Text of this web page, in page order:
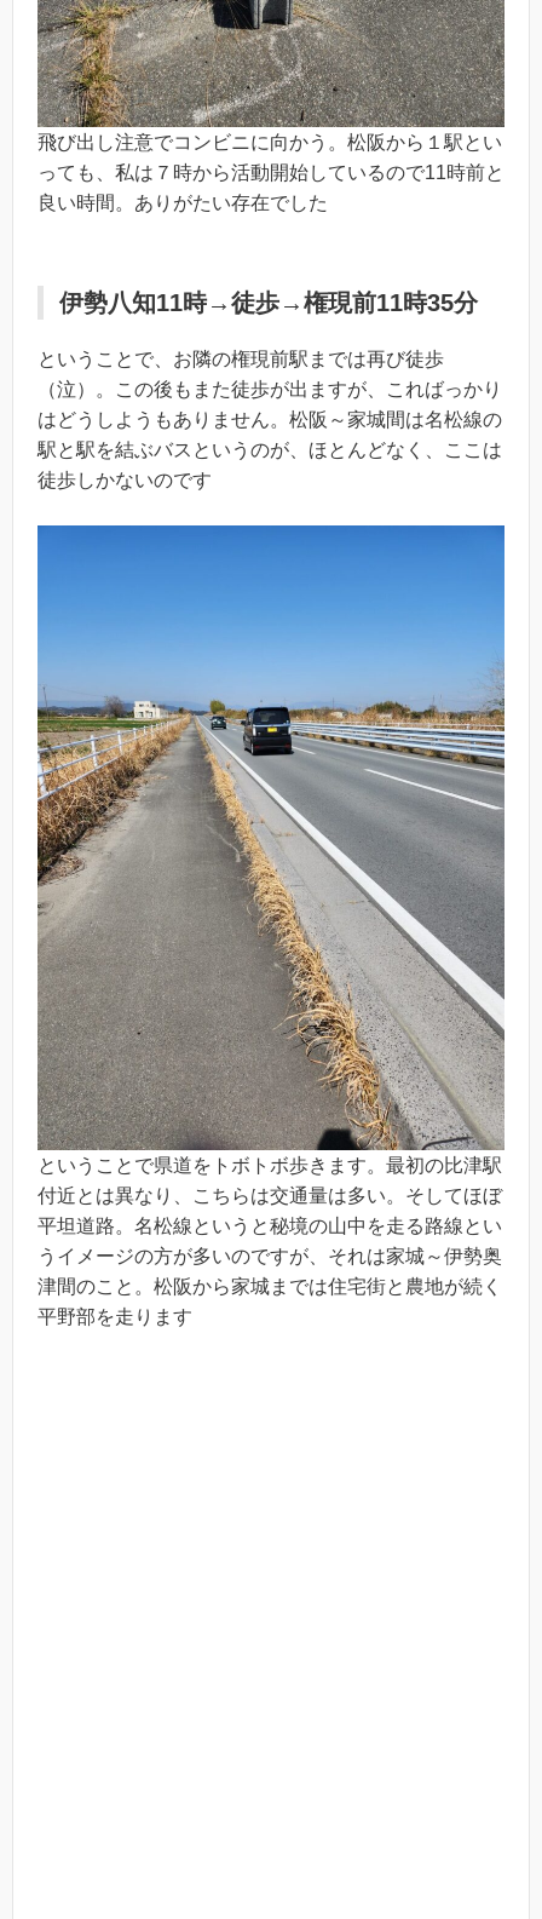
飛び出し注意でコンビニに向かう。松阪から１駅とい
っても、私は７時から活動開始しているので11時前と
良い時間。ありがたい存在でした
伊勢八知11時→徒歩→権現前11時35分
ということで、お隣の権現前駅までは再び徒歩
（泣）。この後もまた徒歩が出ますが、こればっかり
はどうしようもありません。松阪～家城間は名松線の
駅と駅を結ぶバスというのが、ほとんどなく、ここは
徒歩しかないのです
ということで県道をトボトボ歩きます。最初の比津駅
付近とは異なり、こちらは交通量は多い。そしてほぼ
平坦道路。名松線というと秘境の山中を走る路線とい
うイメージの方が多いのですが、それは家城～伊勢奥
津間のこと。松阪から家城までは住宅街と農地が続く
平野部を走ります